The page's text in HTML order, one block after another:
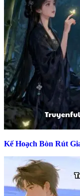
Kế Hoạch Bòn Rút